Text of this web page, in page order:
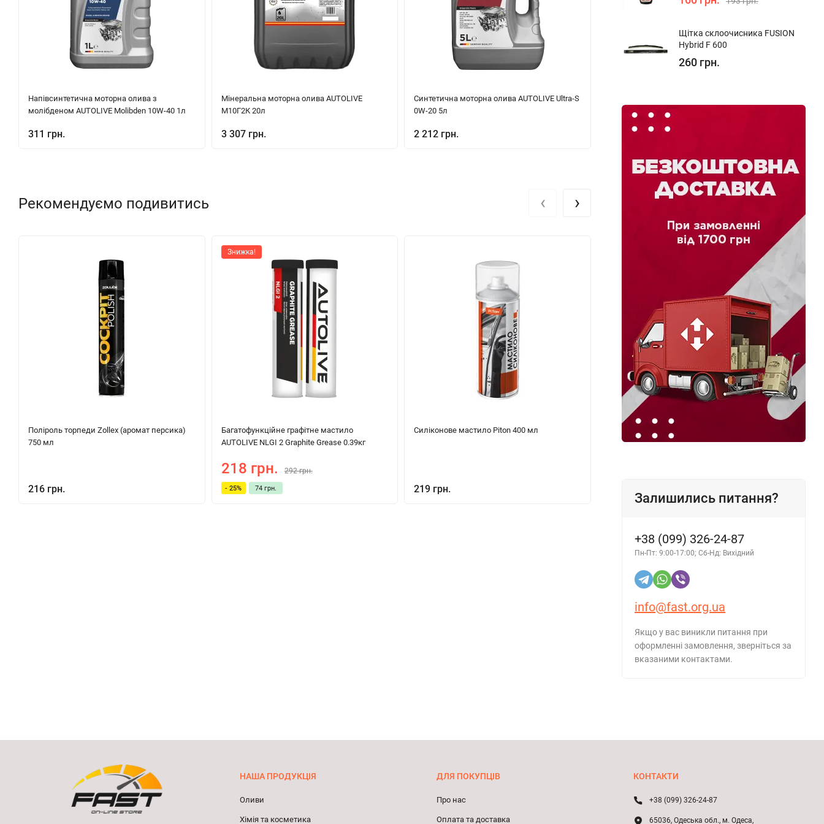
Напівсинтетична моторна олива з
молібденом AUTOLIVE Molibden 10W-40 1л
311 грн.
Мінеральна моторна олива AUTOLIVE
М10Г2К 20л
3 307 грн.
Синтетична моторна олива AUTOLIVE Ultra-S
0W-20 5л
2 212 грн. 332 грн.
Рекомендуємо подивитись
Поліроль торпеди Zollex (аромат персика)
750 мл
216 грн.
Знижка!
Багатофункційне графітне мастило
AUTOLIVE NLGI 2 Graphite Grease 0.39кг
218 грн. 292 грн.
- 25% 74 грн.
Силіконове мастило Piton 400 мл
219 грн.
750 мл
‹ ›
Щітка склоочисника FUSION
Hybrid F 600
260 грн.
Залишились питання?
+38 (099) 326-24-87
Пн-Пт: 9:00-17:00; Сб-Нд: Вихідний
info@fast.org.ua
Якщо у вас виникли питання при
оформленні замовлення, зверніться за
вказаними контактами.
НАША ПРОДУКЦІЯ
Оливи
Хімія та косметика
ДЛЯ ПОКУПЦІВ
Про нас
Оплата та доставка
КОНТАКТИ
+38 (099) 326-24-87
65036, Одеська обл., м. Одеса,